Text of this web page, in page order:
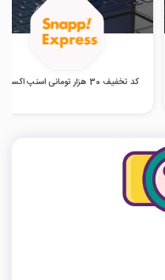
کد تخفیف 30 هزار تومانی اسنپ اکسپرس